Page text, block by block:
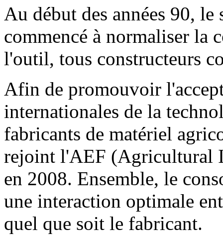
Au début des années 90,
commencé à normaliser la
l'outil, tous constructeurs
Afin de promouvoir
internationales de la
fabricants de matériel
rejoint l'AEF (Agricultural
en 2008. Ensemble, le
une interaction optimale
quel que soit le fabricant.